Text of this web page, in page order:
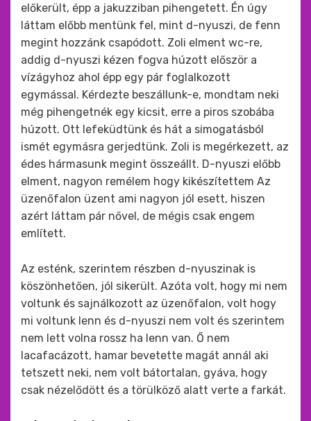
előkerült, épp a jakuzziban pihengetett. Én úgy
láttam előbb mentünk fel, mint d-nyuszi, de fenn
megint hozzánk csapódott. Zoli elment wc-re,
addig d-nyuszi kézen fogva húzott először a
vízágyhoz ahol épp egy pár foglalkozott
egymással. Kérdezte beszállunk-e, mondtam neki
még pihengetnék egy kicsit, erre a piros szobába
húzott. Ott lefeküdtünk és hát a simogatásból
ismét egymásra gerjedtünk. Zoli is megérkezett, az
édes hármasunk megint összeállt. D-nyuszi előbb
elment, nagyon remélem hogy kikészítettem Az
üzenőfalon üzent ami nagyon jól esett, hiszen
azért láttam pár nővel, de mégis csak engem
említett.
Az esténk, szerintem részben d-nyuszinak is
köszönhetően, jól sikerült. Azóta volt, hogy mi nem
voltunk és sajnálkozott az üzenőfalon, volt hogy
mi voltunk lenn és d-nyuszi nem volt és szerintem
nem lett volna rossz ha lenn van. Ő nem
lacafacázott, hamar bevetette magát annál aki
tetszett neki, nem volt bátortalan, gyáva, hogy
csak nézelődött és a törülköző alatt verte a farkát.